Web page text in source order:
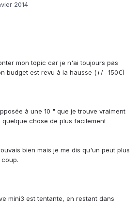
2014
mon topic car je n'ai toujours pas
budget est revu à la hausse (+/- 150€)
à une 10 " que je trouve vraiment
chose de plus facilement
bien mais je me dis qu'un peut plus
mini3 est tentante, en restant dans